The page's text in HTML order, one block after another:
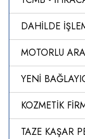
YENİ
KOZMETİK